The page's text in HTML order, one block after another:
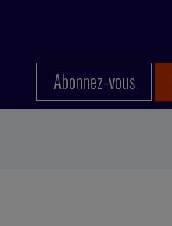
Abonnez-vous